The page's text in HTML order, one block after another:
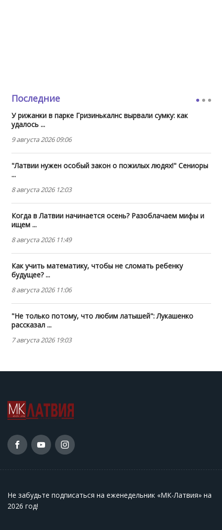
Последние
У рижанки в парке Гризинькалнс вырвали сумку: как
удалось ...
9 августа 2026 09:06
"Латвии нужен особый закон о пожилых людях!" Сениоры
...
8 августа 2026 12:03
Когда в Латвии начинается осень? Разоблачаем мифы и
ищем ...
8 августа 2026 11:49
Как учить математику, чтобы не сломать ребенку
будущее? ...
8 августа 2026 11:06
"Не только потому, что любим латышей": Лукашенко
рассказал ...
7 августа 2026 19:03
Не забудьте подписаться на еженедельник «МК-Латвия» на
2026 год!